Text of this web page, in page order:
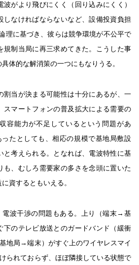
がより飛びにくく（回り込みにくく）
しなければならないなど、設備投資負担
理に基づき、彼らは競争環境が不公平で
規制当局に再三求めてきた。こうした事
体的な解消策の一つにもなりうる。
割当が決まる可能性は十分にあるが、一
スマートフォンの普及拡大による需要の
容能力が不足しているという問題があ
ったとしても、相応の規模で基地局敷設
と考えられる。となれば、電波特性に基
も、むしろ需要家の多さを念頭に置いた
資するともいえる。
電波干渉の問題もある。上り（端末→基
下のテレビ放送とのガードバンド（緩衝
地局→端末）がすぐ上のワイヤレスマイ
られておらず、ほぼ隣接している状態で